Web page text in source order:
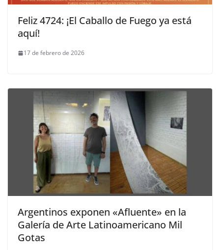
Feliz 4724: ¡El Caballo de Fuego ya está
aquí!
17 de febrero de 2026
Argentinos exponen «Afluente» en la
Galería de Arte Latinoamericano Mil
Gotas